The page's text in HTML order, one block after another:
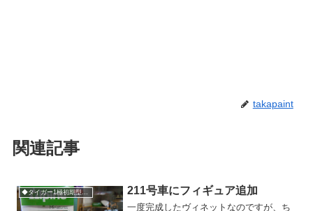
takapaint
関連記事
◆タイガー1極初期型211号車 211号車にフィギュア追加
一度完成したヴィネットなのですが、ち